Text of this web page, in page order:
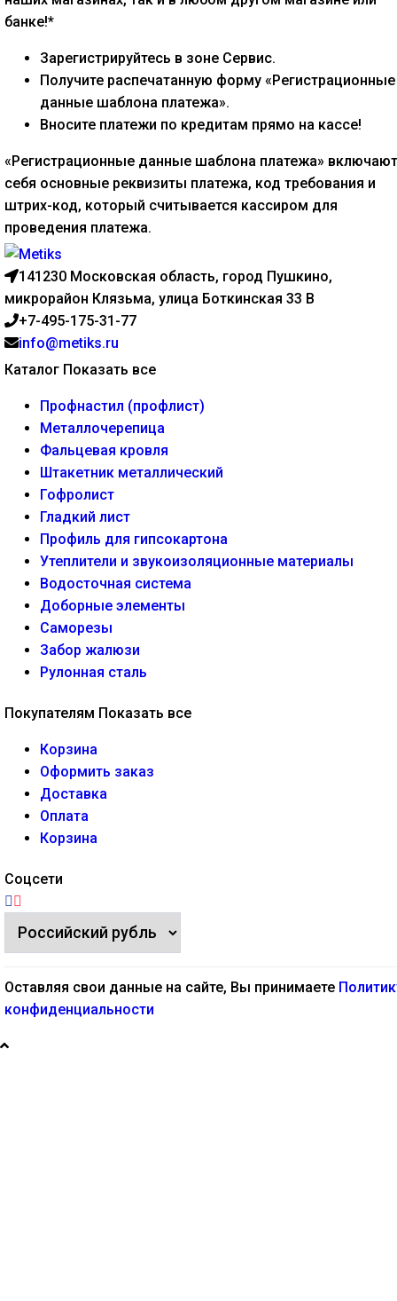
банке!*
Зарегистрируйтесь в зоне Сервис.
Получите распечатанную форму «Регистрационные
данные шаблона платежа».
Вносите платежи по кредитам прямо на кассе!
«Регистрационные данные шаблона платежа»
себя основные реквизиты платежа, код требования и
штрих-код, который считывается кассиром для
проведения платежа.
141230 Московская область, город Пушкино,
микрорайон Клязьма, улица Боткинская 33 В
+7-495-175-31-77
info@metiks.ru
Каталог Показать все
Профнастил (профлист)
Металлочерепица
Фальцевая кровля
Штакетник металлический
Гофролист
Гладкий лист
Профиль для гипсокартона
Утеплители и звукоизоляционные материалы
Водосточная система
Доборные элементы
Саморезы
Забор жалюзи
Рулонная сталь
Покупателям Показать все
Корзина
Оформить заказ
Доставка
Оплата
Корзина
Соцсети
Оставляя свои данные на сайте, Вы принимаете
конфиденциальности